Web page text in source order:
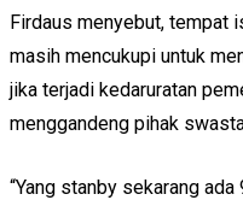
Firdaus menyebut, tempat
masih mencukupi untuk
jika terjadi kedaruratan
menggandeng pihak
“Yang stanby sekarang